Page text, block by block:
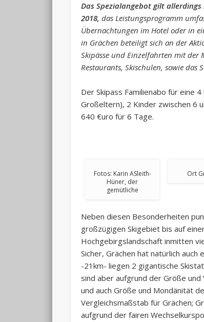
Das Spezialangebot gilt
2018, das Leistungsprogramm
Übernachtungen im Hotel oder in
in Grächen beteiligt sich an der
Skipässe und Einzelfahrten mit der
Restaurants, Skischulen, sowie das
Der Skipass Familienabo für eine
Großeltern), 2 Kinder zwischen 6
640 €uro für 6 Tage.
Fotos: Karin ASleith-
Hüner, der
gemütliche
Ort
Neben diesen Besonderheiten
großzügigen Skigebiet bis auf
Hochgebirgslandschaft inmitten
Sicher, Grächen hat natürlich
-21km- liegen 2 gigantische
sind aber aufgrund der Größe
und auch Größe und Mondänität
Vergleichsmaßstab für Grächen;
aufgrund der fairen